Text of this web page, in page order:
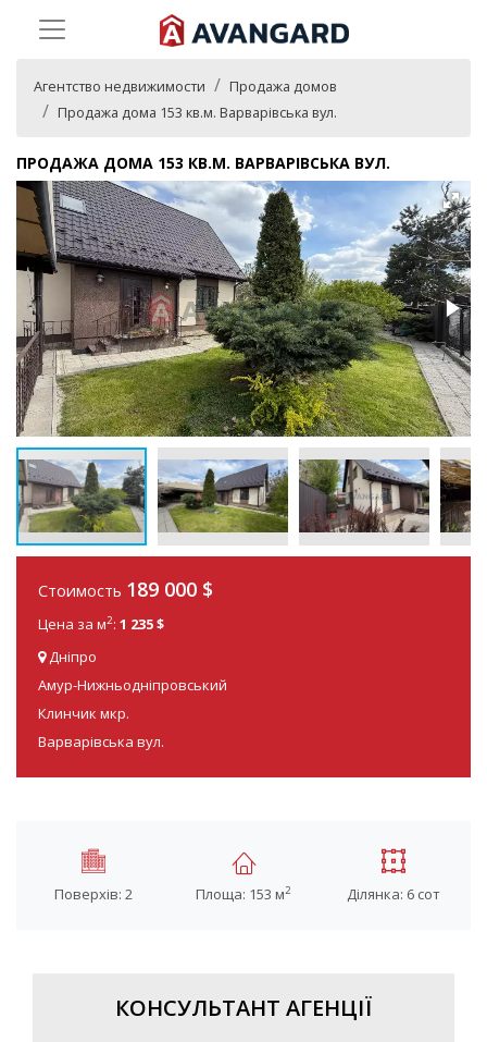
Агентство недвижимости
Продажа домов
Продажа дома 153 кв.м. Варварівська вул.
ПРОДАЖА ДОМА 153 КВ.М. ВАРВАРІВСЬКА ВУЛ.
Стоимость 189 000 $
Цена за м2: 1 235 $
Дніпро
Амур-Нижньодніпровський
Клинчик мкр.
Варварівська вул.
Поверхів: 2 Площа: 153 м2 Ділянка: 6 сот
КОНСУЛЬТАНТ АГЕНЦІЇ